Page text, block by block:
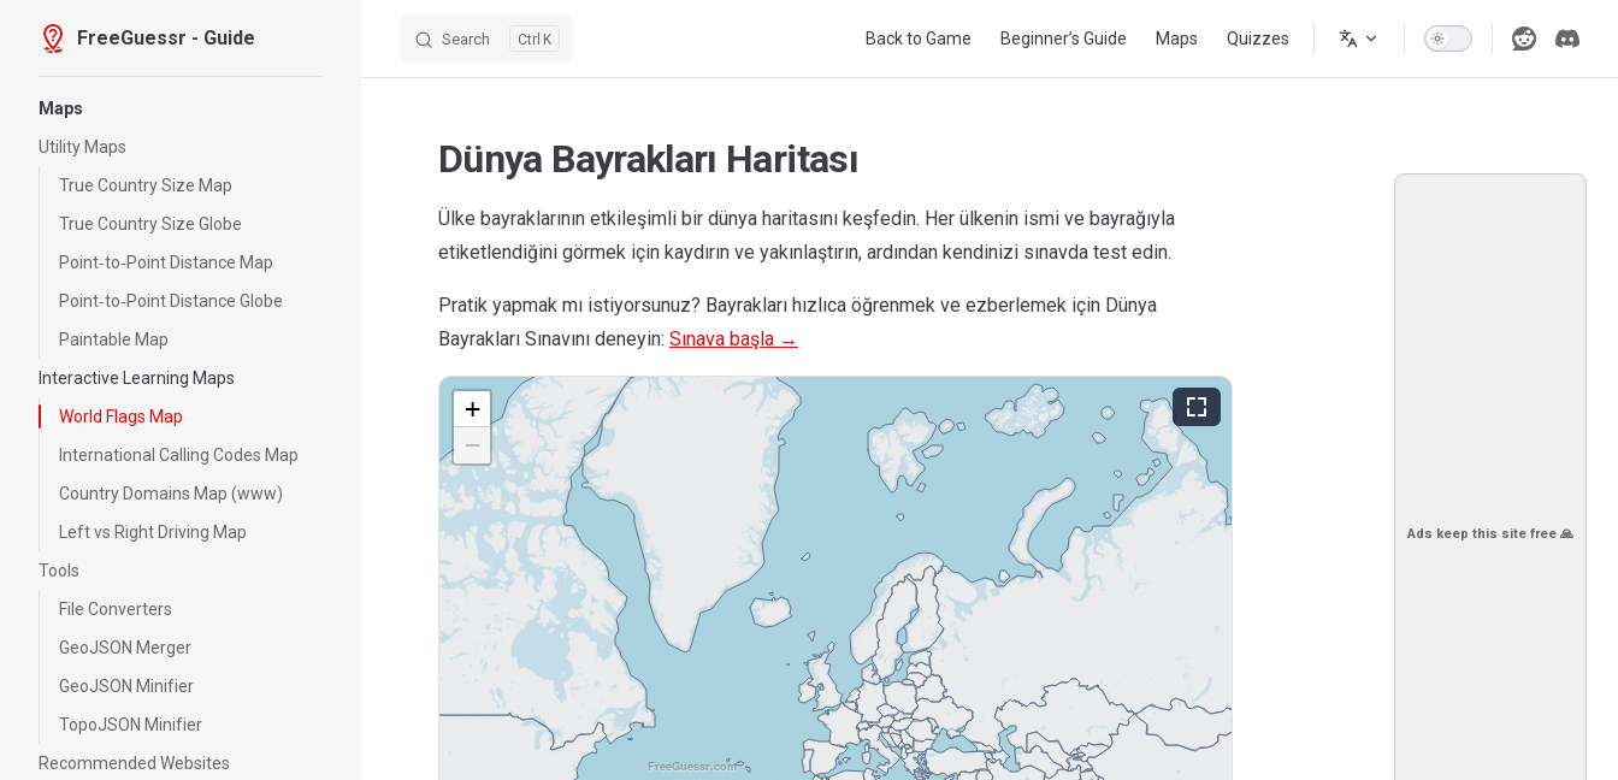
Skip to content
FreeGuessr - Guide Search K Back to Game Beginner’s Guide Maps Quizzes
Maps
Utility Maps
True Country Size Map
True Country Size Globe
Point‑to‑Point Distance Map
Point‑to‑Point Distance Globe
Paintable Map
Interactive Learning Maps
World Flags Map
International Calling Codes Map
Country Domains Map (www)
Left vs Right Driving Map
Tools
File Converters
GeoJSON Merger
GeoJSON Minifier
TopoJSON Minifier
Recommended Websites
Ads keep this site free 🙏
Dünya Bayrakları Haritası
Ülke bayraklarının etkileşimli bir dünya haritasını keşfedin. Her ülkenin ismi ve bayrağıyla
etiketlendiğini görmek için kaydırın ve yakınlaştırın, ardından kendinizi sınavda test edin.
Pratik yapmak mı istiyorsunuz? Bayrakları hızlıca öğrenmek ve ezberlemek için Dünya
Bayrakları Sınavını deneyin: Sınava başla →
FreeGuessr.com
+
−